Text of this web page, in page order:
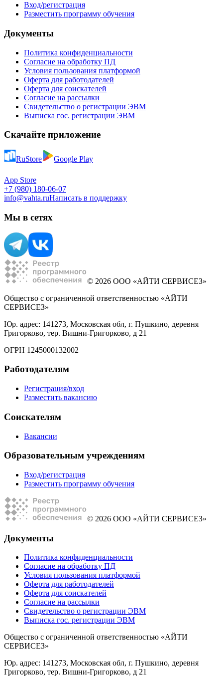
Вход/регистрация
Разместить программу обучения
Документы
Политика конфиденциальности
Согласие на обработку ПД
Условия пользования платформой
Оферта для работодателей
Оферта для соискателей
Согласие на рассылки
Свидетельство о регистрации ЭВМ
Выписка гос. регистрации ЭВМ
Скачайте приложение
RuStore Google Play
App Store
+7 (980) 180-06-07
info@vahta.ruНаписать в поддержку
Мы в сетях
© 2026 ООО «АЙТИ СЕРВИСЕЗ»
Общество с ограниченной ответственностью «АЙТИ
СЕРВИСЕЗ»
Юр. адрес: 141273, Московская обл, г. Пушкино, деревня
Григорково, тер. Вишни-Григорково, д 21
ОГРН 1245000132002
Работодателям
Регистрация/вход
Разместить вакансию
Соискателям
Вакансии
Образовательным учреждениям
Вход/регистрация
Разместить программу обучения
© 2026 ООО «АЙТИ СЕРВИСЕЗ»
Документы
Политика конфиденциальности
Согласие на обработку ПД
Условия пользования платформой
Оферта для работодателей
Оферта для соискателей
Согласие на рассылки
Свидетельство о регистрации ЭВМ
Выписка гос. регистрации ЭВМ
Общество с ограниченной ответственностью «АЙТИ
СЕРВИСЕЗ»
Юр. адрес: 141273, Московская обл, г. Пушкино, деревня
Григорково, тер. Вишни-Григорково, д 21